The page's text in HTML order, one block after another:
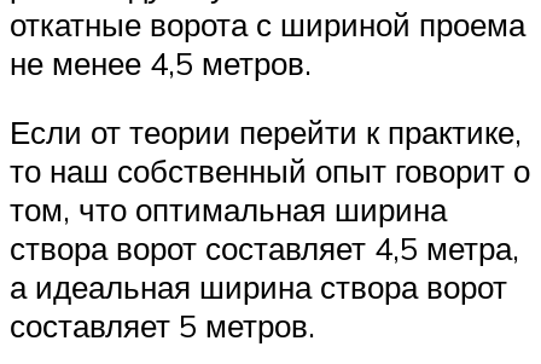
откатные ворота с шириной проема
не менее 4,5 метров.
Если от теории перейти к практике,
то наш собственный опыт говорит о
том, что оптимальная ширина
створа ворот составляет 4,5 метра,
а идеальная ширина створа ворот
составляет 5 метров.